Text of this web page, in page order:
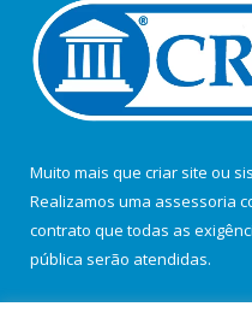
Muito mais que criar site ou
Realizamos uma assessoria
contrato que todas as
pública serão atendidas.